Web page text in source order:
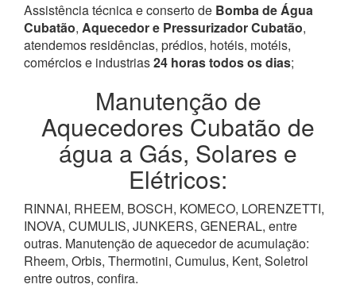
Assistência técnica e conserto de Bomba de Água
Cubatão, Aquecedor e Pressurizador Cubatão,
atendemos residências, prédios, hotéis, motéis,
comércios e industrias24 horas todos os dias;
Manutenção de
Aquecedores Cubatão de
água a Gás, Solares e
Elétricos:
RINNAI, RHEEM, BOSCH, KOMECO, LORENZETTI,
INOVA, CUMULIS, JUNKERS, GENERAL, entre
outras. Manutenção de aquecedor de acumulação:
Rheem, Orbis, Thermotini, Cumulus, Kent, Soletrol
entre outros, confira.